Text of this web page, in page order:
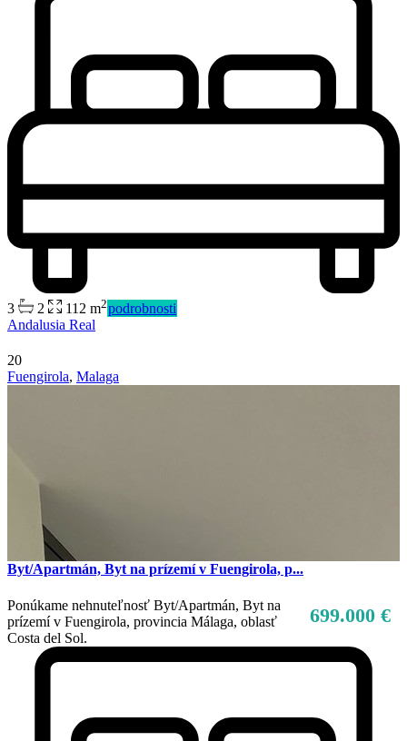
3 2 112 m2podrobnosti
Andalusia Real
20
Fuengirola, Malaga
Byt/Apartmán, Byt na prízemí v Fuengirola, p...
699.000 €
Ponúkame nehnuteľnosť Byt/Apartmán, Byt na
prízemí v Fuengirola, provincia Málaga, oblasť
Costa del Sol.